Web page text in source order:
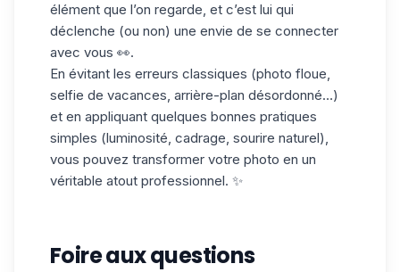
élément que l’on regarde, et c’est lui qui
déclenche (ou non) une envie de se connecter
avec vous 👀.
En évitant les erreurs classiques (photo floue,
selfie de vacances, arrière-plan désordonné…)
et en appliquant quelques bonnes pratiques
simples (luminosité, cadrage, sourire naturel),
vous pouvez transformer votre photo en un
véritable atout professionnel. ✨
Foire aux questions